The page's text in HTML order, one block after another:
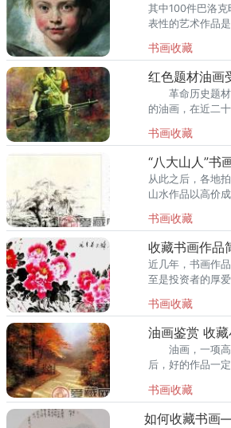
其中100件巴洛
表性的艺术作品
书画收藏
红色题材油画
革命历史题材
的油画，在近二
成交价。
书画收藏
“八大山人”书
从此之后，各地
山水作品以高价
书画收藏
收藏书画作品
近几年，书画作
至是投资者的厚
书画收藏
油画鉴赏 收
油画，一项
后，好的作品一
作品，就是您千
书画收藏